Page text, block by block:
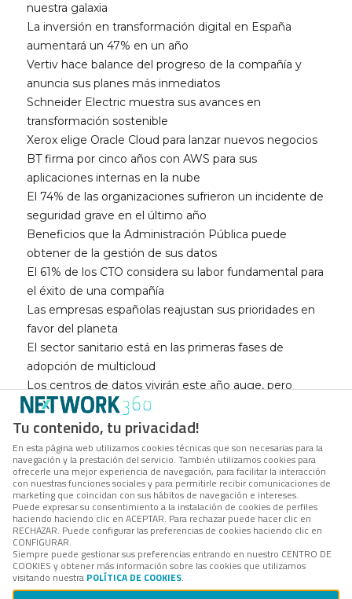
nuestra galaxia
La inversión en transformación digital en España
aumentará un 47% en un año
Vertiv hace balance del progreso de la compañía y
anuncia sus planes más inmediatos
Schneider Electric muestra sus avances en
transformación sostenible
Xerox elige Oracle Cloud para lanzar nuevos negocios
BT firma por cinco años con AWS para sus
aplicaciones internas en la nube
El 74% de las organizaciones sufrieron un incidente de
seguridad grave en el último año
Beneficios que la Administración Pública puede
obtener de la gestión de sus datos
El 61% de los CTO considera su labor fundamental para
el éxito de una compañía
Las empresas españolas reajustan sus prioridades en
favor del planeta
El sector sanitario está en las primeras fases de
adopción de multicloud
Los centros de datos vivirán este año auge, pero
también transformación
Nutanix ayuda a OmniAccess a modernizar su
infraestructura tecnológica
Dell Technologies y VMware mejoran la agilidad TIC de
Munich Re
La banca se interconecta
Todos los CPD de CGI consumirán energía de fuentes
renovables en 2023
La Universidad Rovira i Virgili mejora la gestión de su
infraestructura híbrida, con Azure Arc
Tu contenido, tu privacidad!
En esta página web utilizamos cookies técnicas que son necesarias para la
navegación y la prestación del servicio. También utilizamos cookies para
ofrecerle una mejor experiencia de navegación, para facilitar la interacción
con nuestras funciones sociales y para permitirle recibir comunicaciones de
marketing que coincidan con sus hábitos de navegación e intereses.
Puede expresar su consentimiento a la instalación de cookies de perfiles
haciendo haciendo clic en ACEPTAR. Para rechazar puede hacer clic en
RECHAZAR. Puede configurar las preferencias de cookies haciendo clic en
CONFIGURAR.
Siempre puede gestionar sus preferencias entrando en nuestro CENTRO DE
COOKIES y obtener más información sobre las cookies que utilizamos
visitando nuestra POLÍTICA DE COOKIES.